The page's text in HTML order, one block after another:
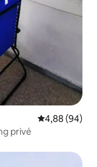
Évaluation
4,88 (94)
privé